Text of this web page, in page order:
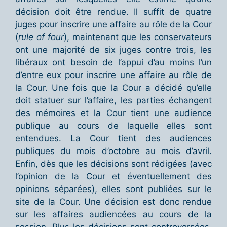
décision doit être rendue. Il suffit de quatre
juges pour inscrire une affaire au rôle de la Cour
(rule of four), maintenant que les conservateurs
ont une majorité de six juges contre trois, les
libéraux ont besoin de l’appui d’au moins l’un
d’entre eux pour inscrire une affaire au rôle de
la Cour. Une fois que la Cour a décidé qu’elle
doit statuer sur l’affaire, les parties échangent
des mémoires et la Cour tient une audience
publique au cours de laquelle elles sont
entendues. La Cour tient des audiences
publiques du mois d’octobre au mois d’avril.
Enfin, dès que les décisions sont rédigées (avec
l’opinion de la Cour et éventuellement des
opinions séparées), elles sont publiées sur le
site de la Cour. Une décision est donc rendue
sur les affaires audiencées au cours de la